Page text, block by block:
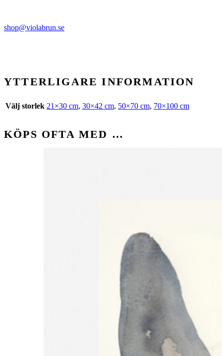
shop@violabrun.se
YTTERLIGARE INFORMATION
Välj storlek 21×30 cm, 30×42 cm, 50×70 cm, 70×100 cm
KÖPS OFTA MED …